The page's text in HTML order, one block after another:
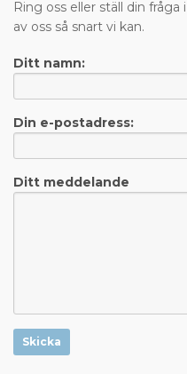
Ring oss eller ställ din
av oss så snart vi kan.
Ditt namn:
Din e-postadress:
Ditt meddelande
Skicka